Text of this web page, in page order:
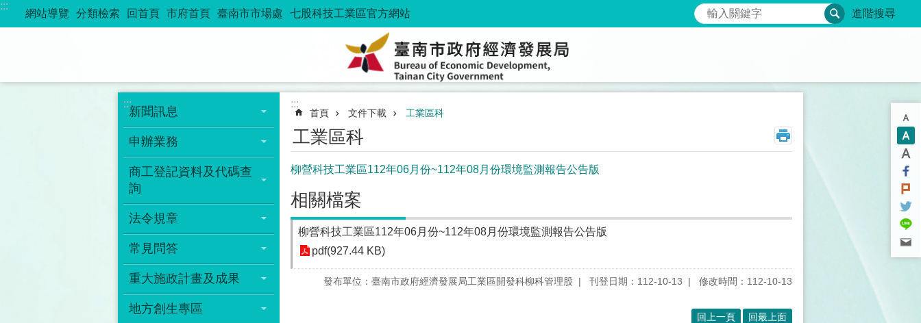
跳到主要內容區塊
:::
網站導覽 分類檢索 回首頁 市府首頁 臺南市市場處 七股科技工業區官方網站 搜尋 進階搜尋
:::
新聞訊息
申辦業務
商工登記資料及代碼查
詢
法令規章
常見問答
重大施政計畫及成果
地方創生專區
:::
首頁 文件下載 工業區科
工業區科
柳營科技工業區112年06月份~112年08月份環境監測報告公告版
相關檔案
柳營科技工業區112年06月份~112年08月份環境監測報告公告版
pdf(927.44 KB)
發布單位：臺南市政府經濟發展局工業區開發科柳科管理股 刊登日期：112-10-13 修改時間：112-10-13
回上一頁 回最上面